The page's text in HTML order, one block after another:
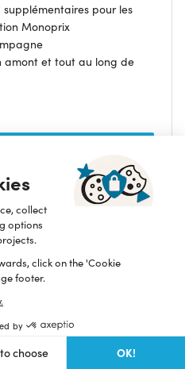
collect
options
click on the 'Cookie
footer.
by
choose OK!
pour les
Monoprix
amont et tout au long de
participants